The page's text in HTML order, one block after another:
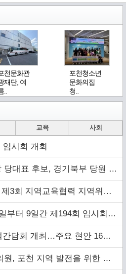
천문화관
재단, 여
..
포천청소년
문화의집
청..
교육 사회
시회 개회
경기북부 당원 및 2030 세대와 ‘소통 행보’
지역교육협력 지역위원회 주재
터 9일간 제194회 임시회 개회
회 개최…주요 현안 16건 점검
천 지역 발전을 위한 정담회 개최